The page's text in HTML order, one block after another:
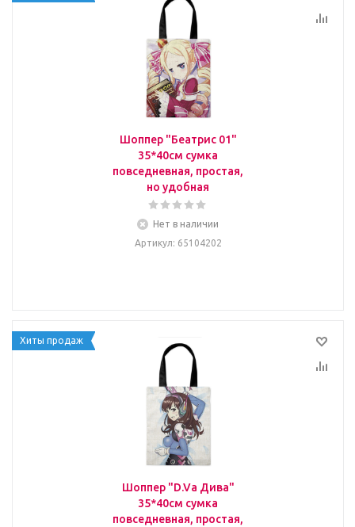
Шоппер "Беатрис 01"
35*40см сумка
повседневная, простая,
но удобная
Нет в наличии
Артикул: 65104202
Хиты продаж
Шоппер "D.Va Дива"
35*40см сумка
повседневная, простая,